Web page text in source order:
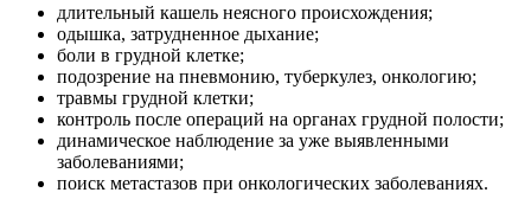
длительный кашель неясного происхождения;
одышка, затрудненное дыхание;
боли в грудной клетке;
подозрение на пневмонию, туберкулез, онкологию;
травмы грудной клетки;
контроль после операций на органах грудной полости;
динамическое наблюдение за уже выявленными
заболеваниями;
поиск метастазов при онкологических заболеваниях.